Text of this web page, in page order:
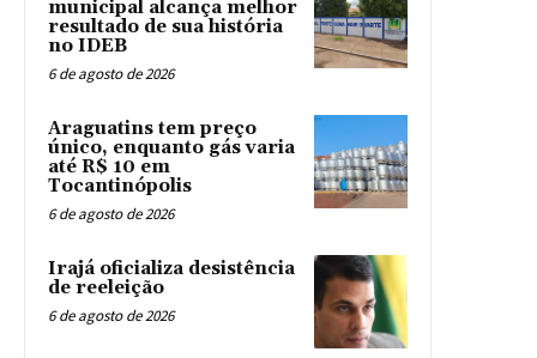
municipal alcança melhor
resultado de sua história
no IDEB
6 de agosto de 2026
Araguatins tem preço
único, enquanto gás varia
até R$ 10 em
Tocantinópolis
6 de agosto de 2026
Irajá oficializa desistência
de reeleição
6 de agosto de 2026